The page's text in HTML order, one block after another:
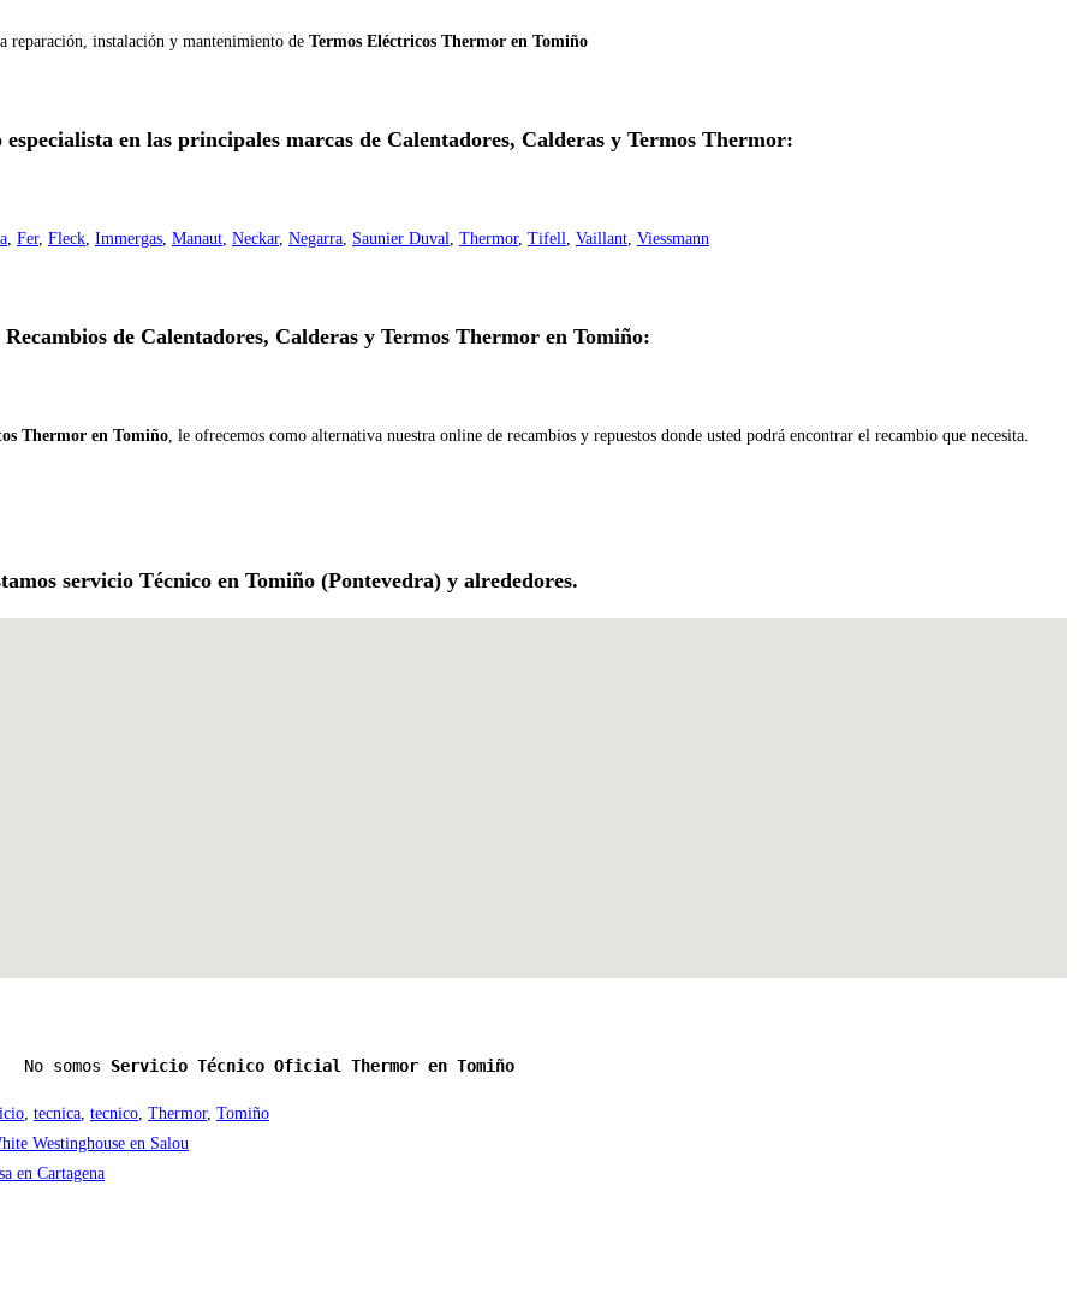
reparación, instalación y mantenimiento de Termos Eléctricos Thermor en Tomiño
en las principales marcas de Calentadores, Calderas y Termos Thermor:
, Fer, Fleck, Immergas, Manaut, Neckar, Negarra, Saunier Duval, Thermor, Tifell, Vaillant, Viessmann
Recambios de Calentadores, Calderas y Termos Thermor en Tomiño:
Thermor en Tomiño, le ofrecemos como alternativa nuestra online de recambios y repuestos donde usted podrá encontrar el recambio que necesita.
servicio Técnico en Tomiño (Pontevedra) y alrededores.
No somos Servicio Técnico Oficial Thermor en Tomiño
, tecnica, tecnico, Thermor, Tomiño
Westinghouse en Salou
en Cartagena